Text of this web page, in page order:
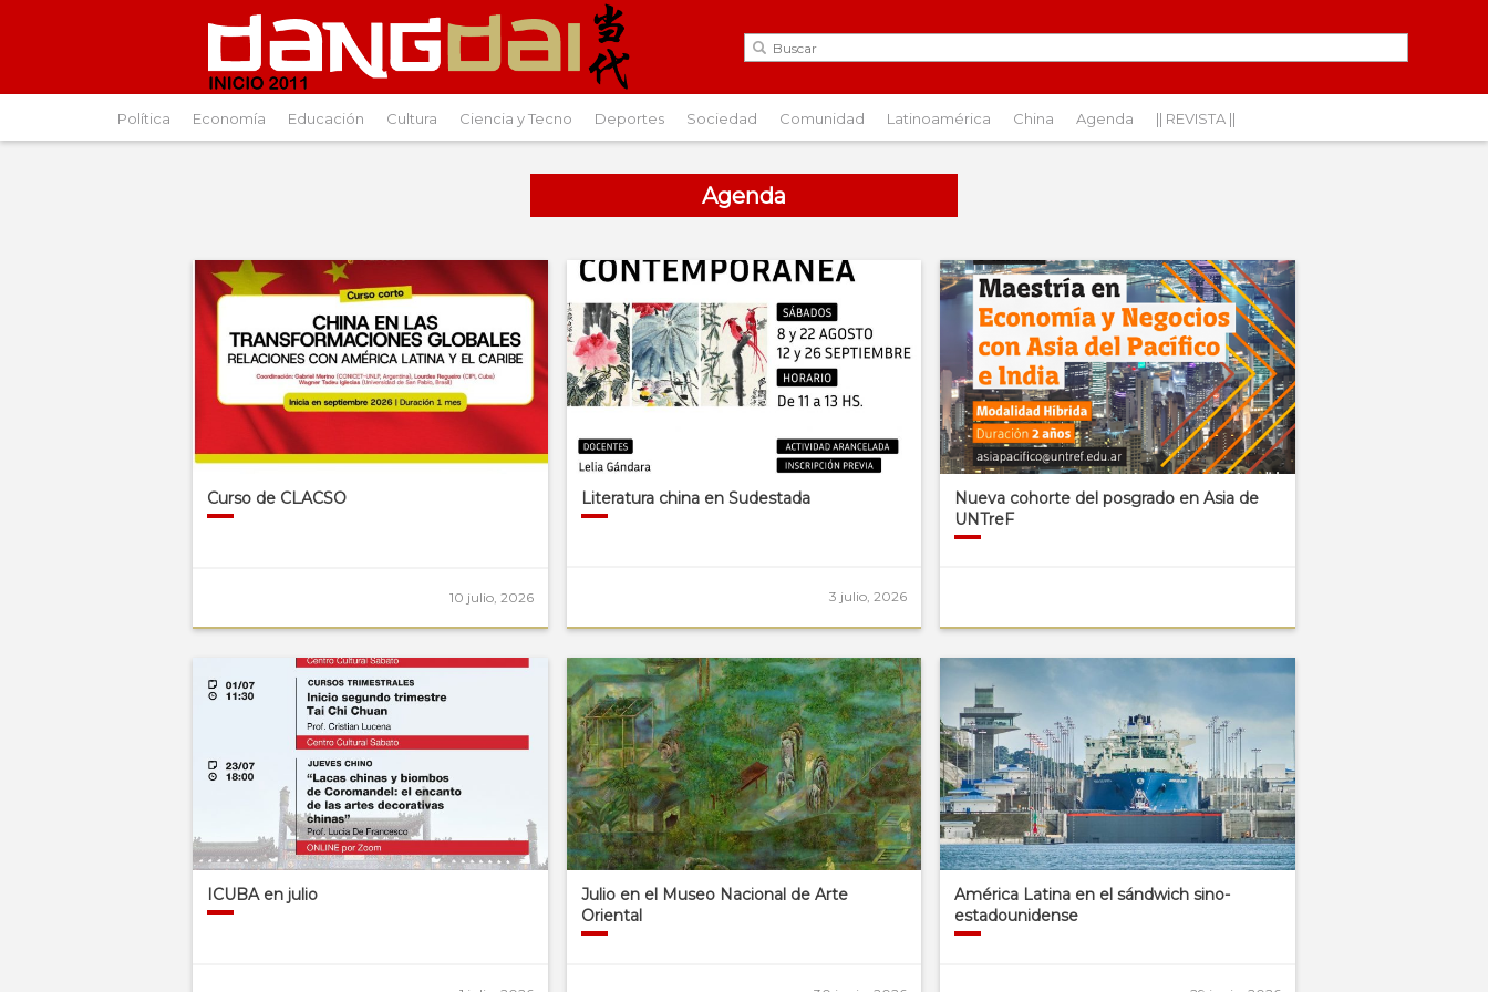
Política Economía Educación Cultura Ciencia y Tecno Deportes Sociedad Comunidad Latinoamérica China Agenda || REVISTA ||
Agenda
Curso de CLACSO
10 julio, 2026
Literatura china en Sudestada
3 julio, 2026
Nueva cohorte del posgrado en Asia de
UNTreF
ICUBA en julio
Julio en el Museo Nacional de Arte
Oriental
América Latina en el sándwich sino-
estadounidense